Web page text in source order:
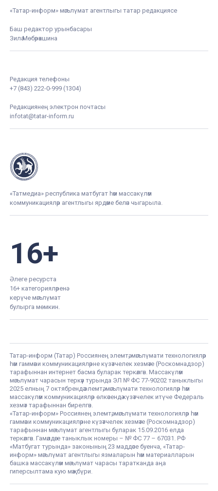
«Татар-информ» мәгълүмат агентлыгы татар редакциясе
Баш редактор урынбасары
Зилә Мөбәрәкшина
Редакция телефоны
+7 (843) 222-0-999 (1304)
Редакциянең электрон почтасы
infotat@tatar-inform.ru
«Татмедиа» республика матбугат һәм массакүләм
коммуникацияләр агентлыгы ярдәме белән чыгарыла.
16+
Әлеге ресурста
16+ категорияләренә
керүче мәгълүмат
булырга мөмкин.
Татар-информ (Татар) Россиянең элемтә, мәгълүмати технологияләр
һәм гаммәви коммуникацияләрне күзәтчелек хезмәте (Роскомнадзор)
тарафыннан интернет басма буларак теркәлгән. Массакүләм
мәгълүмат чарасын теркәү турында ЭЛ № ФС 77-90202 таныклыгы
2025 елның 7 октябрендә элемтә, мәгълүмати технологияләр һәм
массакүләм коммуникацияләр өлкәсендә күзәтчелек итүче Федераль
хезмәт тарафыннан бирелгән.
«Татар-информ» Россиянең элемтә, мәгълүмати технологияләр һәм
гаммәви коммуникацияләрне күзәтчелек хезмәте (Роскомнадзор)
тарафыннан мәгълүмат агентлыгы буларак 15.09.2016 елда
теркәлгән. Гамәлдәге таныклык номеры – № ФС 77 – 67031. РФ
«Матбугат турында» законының 23 маддәсе буенча, «Татар-
информ» мәгълүмат агентлыгы язмаларын һәм материалларын
башка массакүләм мәгълүмат чарасы таратканда аңа
гиперсылтама кую мәҗбүри.